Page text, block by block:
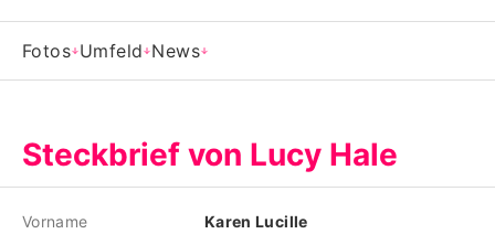
Impressum
Nutzungsbedingungen
Utiq verwalten
Fotos Umfeld News
Steckbrief von Lucy Hale
Vorname Karen Lucille